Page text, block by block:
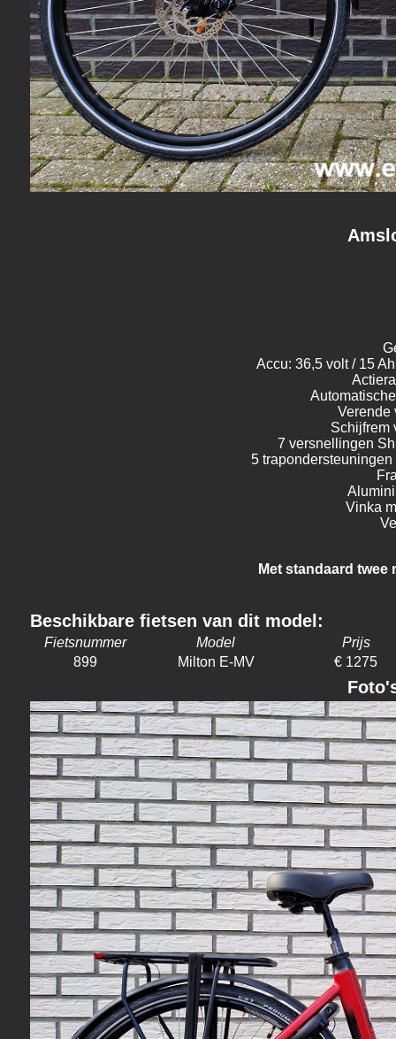
Accu: 36,5 volt / 15
Verende
Schijfrem
7 versnellingen
5
Vinka
Met standaard twee
Beschikbare fietsen van dit model:
Fietsnummer Model
Prijs
899
Milton E-MV € 1275